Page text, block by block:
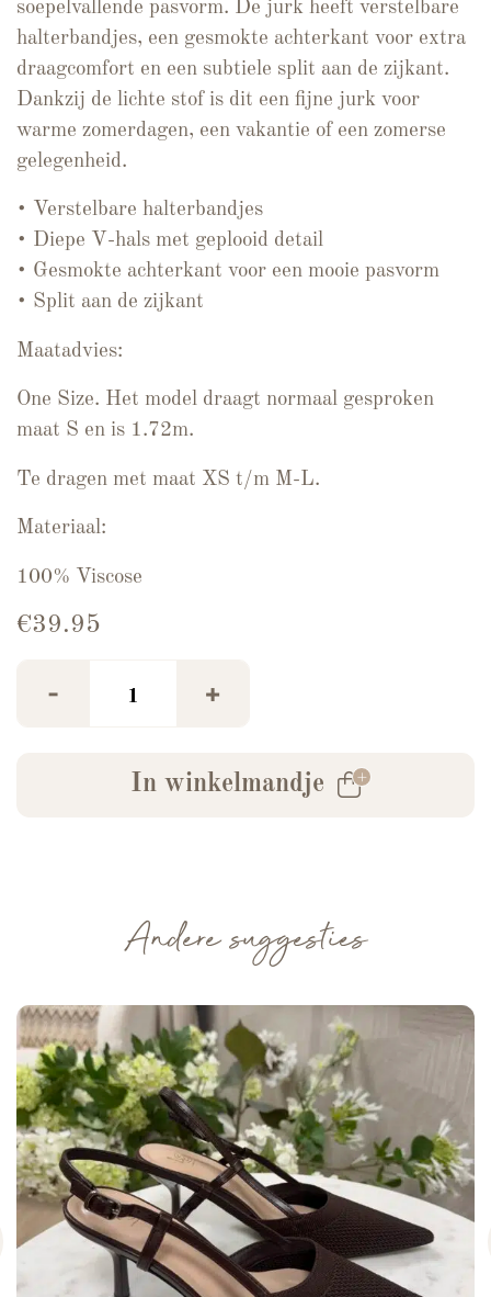
soepelvallende pasvorm. De jurk heeft verstelbare
halterbandjes, een gesmokte achterkant voor extra
draagcomfort en een subtiele split aan de zijkant.
Dankzij de lichte stof is dit een fijne jurk voor
warme zomerdagen, een vakantie of een zomerse
gelegenheid.
• Verstelbare halterbandjes
• Diepe V-hals met geplooid detail
• Gesmokte achterkant voor een mooie pasvorm
• Split aan de zijkant
Maatadvies:
One Size. Het model draagt normaal gesproken
maat S en is 1.72m.
Te dragen met maat XS t/m M-L.
Materiaal:
100% Viscose
€39.95
- +
In winkelmandje
Andere suggesties